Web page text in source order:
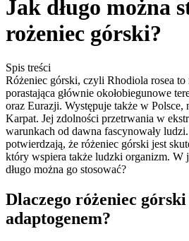
Jak długo można
rożeniec górski?
Spis treści
Różeniec górski, czyli Rhodiola rosea
porastająca głównie okołobiegunowe
oraz Eurazji. Występuje także w Polsce,
Karpat. Jej zdolności przetrwania w
warunkach od dawna fascynowały ludzi.
potwierdzają, że różeniec górski jest
który wspiera także ludzki organizm. W
długo można go stosować?
Dlaczego różeniec
adaptogenem?